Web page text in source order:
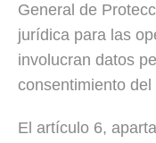
General de
jurídica para las
involucran datos
consentimiento del
El artículo 6,